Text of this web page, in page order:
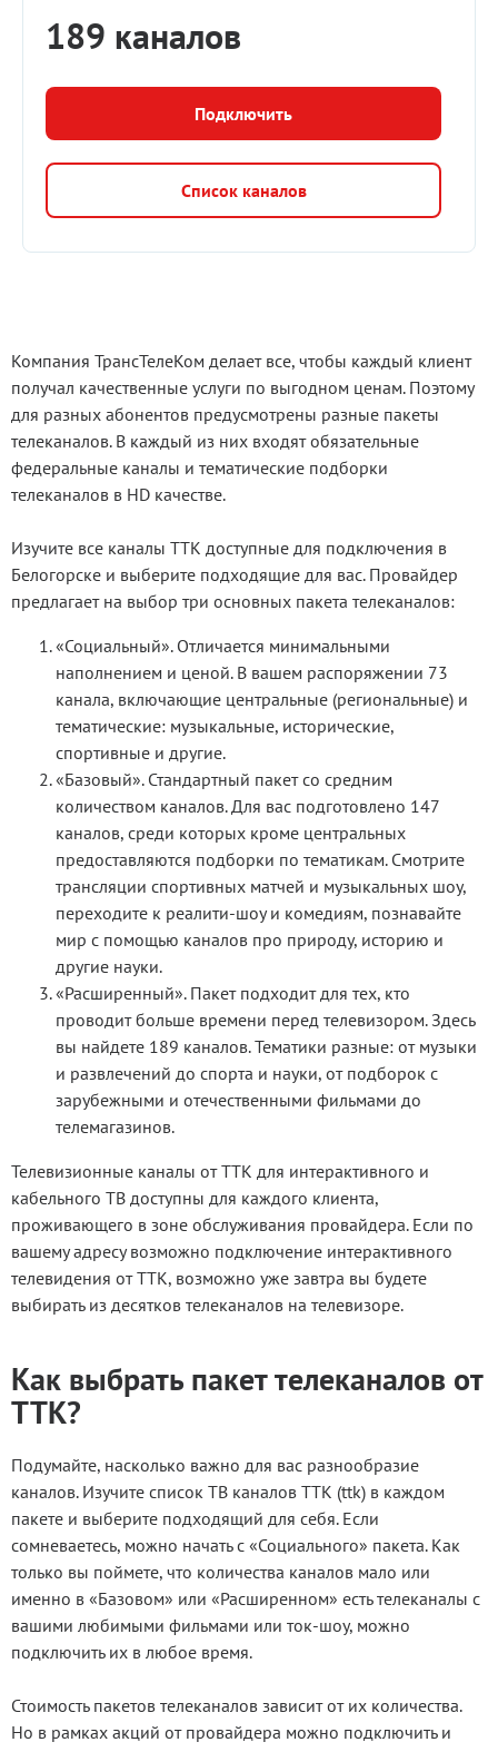
189 каналов
Подключить
Список каналов
Компания ТрансТелеКом делает все, чтобы каждый клиент
получал качественные услуги по выгодном ценам. Поэтому
для разных абонентов предусмотрены разные пакеты
телеканалов. В каждый из них входят обязательные
федеральные каналы и тематические подборки
телеканалов в HD качестве.
Изучите все каналы ТТК доступные для подключения в
Белогорске и выберите подходящие для вас. Провайдер
предлагает на выбор три основных пакета телеканалов:
«Социальный». Отличается минимальными
наполнением и ценой. В вашем распоряжении 73
канала, включающие центральные (региональные) и
тематические: музыкальные, исторические,
спортивные и другие.
«Базовый». Стандартный пакет со средним
количеством каналов. Для вас подготовлено 147
каналов, среди которых кроме центральных
предоставляются подборки по тематикам. Смотрите
трансляции спортивных матчей и музыкальных шоу,
переходите к реалити-шоу и комедиям, познавайте
мир с помощью каналов про природу, историю и
другие науки.
«Расширенный». Пакет подходит для тех, кто
проводит больше времени перед телевизором. Здесь
вы найдете 189 каналов. Тематики разные: от музыки
и развлечений до спорта и науки, от подборок с
зарубежными и отечественными фильмами до
телемагазинов.
Телевизионные каналы от ТТК для интерактивного и
кабельного ТВ доступны для каждого клиента,
проживающего в зоне обслуживания провайдера. Если по
вашему адресу возможно подключение интерактивного
телевидения от ТТК, возможно уже завтра вы будете
выбирать из десятков телеканалов на телевизоре.
Как выбрать пакет телеканалов от
ТТК?
Подумайте, насколько важно для вас разнообразие
каналов. Изучите список ТВ каналов ТТК (ttk) в каждом
пакете и выберите подходящий для себя. Если
сомневаетесь, можно начать с «Социального» пакета. Как
только вы поймете, что количества каналов мало или
именно в «Базовом» или «Расширенном» есть телеканалы с
вашими любимыми фильмами или ток-шоу, можно
подключить их в любое время.
Стоимость пакетов телеканалов зависит от их количества.
Но в рамках акций от провайдера можно подключить и